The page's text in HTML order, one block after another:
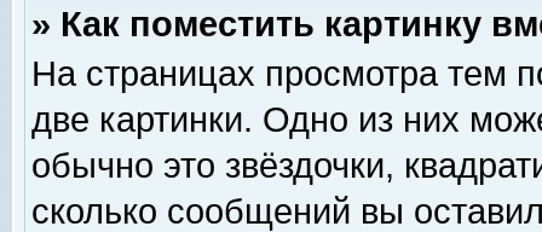
» Как поместить картинку
На страницах просмотра тем
две картинки. Одно из них
обычно это звёздочки,
сколько сообщений вы